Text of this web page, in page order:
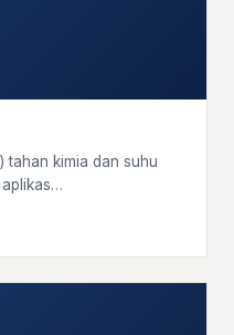
tahan kimia dan suhu